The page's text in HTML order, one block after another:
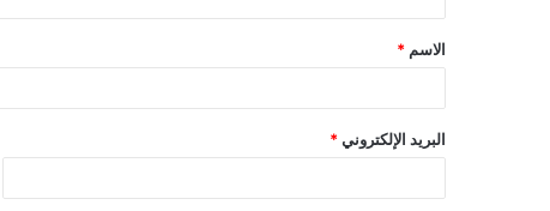
الاسم *
البريد الإلكتروني *